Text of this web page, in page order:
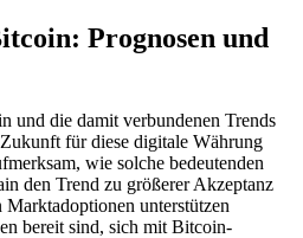
Prognosen und
und die damit verbundenen Trends
für diese digitale Währung
wie solche bedeutenden
den Trend zu größerer Akzeptanz
unterstützen
bereit sind, sich mit Bitcoin-